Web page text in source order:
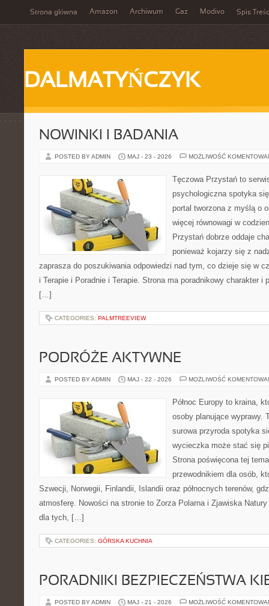
Strona główna Amazon Archiwum Gaz Modivo Spis
DALMATYŃCZYK
NOWINKI I BADANIA
POSTED BY ADMIN MAJ - 23 - 2026 MOŻLIWOŚĆ
Tęczowa Przystań to
psychologiczna spotyka
portal tworzona z myślą o
więcej równowagi w
Przystań dobrze oddaje
ponieważ kojarzy się z
zaprasza do poszukiwania odpowiedzi nad tym, co dzieje się w
i Terapie i Poradnie i Terapie. Strona ma poradnikowy charakter i
[…]
CATEGORIES: PALMTREEVIEW
PODRÓŻE AKTYWNE
POSTED BY ADMIN MAJ - 22 - 2026 MOŻLIWOŚĆ
Północ Europy to kraina,
osoby planujące wyprawy.
surowa przyroda spotyka
wycieczka może stać się
Strona poświęcona tej
przewodnikiem dla osób,
Szwecji, Norwegii, Finlandii, Islandii oraz północnych terenów,
atmosferę. Nowości na stronie to Zorza Polarna i Zjawiska
dla tych, […]
CATEGORIES: GÓRSKA KUCHNIA
PORADNIKI BEZPIECZEŃSTWA
POSTED BY ADMIN MAJ - 21 - 2026 MOŻLIWOŚĆ